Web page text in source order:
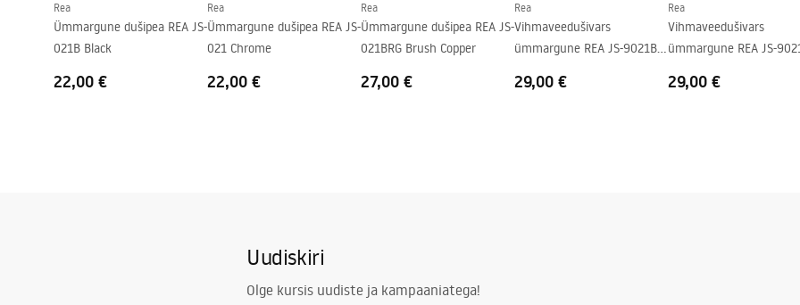
Rea
Ümmargune dušipea REA JS-
021B Black
22,00 €
Rea
Ümmargune dušipea REA JS-
021 Chrome
22,00 €
Rea
Ümmargune dušipea REA JS-
021BRG Brush Copper
27,00 €
Rea
Vihmaveedušivars
ümmargune REA JS-9021B
29,00 €
Rea
Vihmaveedušivars
ümmargune REA JS-
29,00 €
Uudiskiri
Olge kursis uudiste ja kampaaniatega!